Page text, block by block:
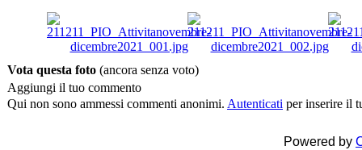
Vota questa foto (ancora senza voto)
Aggiungi il tuo commento
Qui non sono ammessi commenti anonimi. Autenticati per inserire il
Powered by